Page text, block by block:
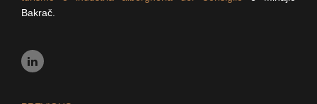
Bakrač.